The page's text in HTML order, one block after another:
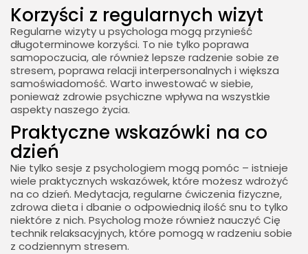
Korzyści z regularnych wizyt
Regularne wizyty u psychologa mogą przynieść
długoterminowe korzyści. To nie tylko poprawa
samopoczucia, ale również lepsze radzenie sobie ze
stresem, poprawa relacji interpersonalnych i większa
samoświadomość. Warto inwestować w siebie,
ponieważ zdrowie psychiczne wpływa na wszystkie
aspekty naszego życia.
Praktyczne wskazówki na co
dzień
Nie tylko sesje z psychologiem mogą pomóc – istnieje
wiele praktycznych wskazówek, które możesz wdrożyć
na co dzień. Medytacja, regularne ćwiczenia fizyczne,
zdrowa dieta i dbanie o odpowiednią ilość snu to tylko
niektóre z nich. Psycholog może również nauczyć Cię
technik relaksacyjnych, które pomogą w radzeniu sobie
z codziennym stresem.